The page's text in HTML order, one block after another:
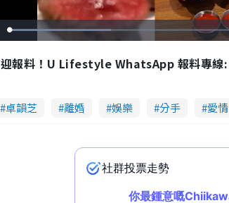
L
o
e
d
3
迎報料！U Lifestyle WhatsApp 報料專線:
卓韻芝 離婚 娛樂 分手 愛情